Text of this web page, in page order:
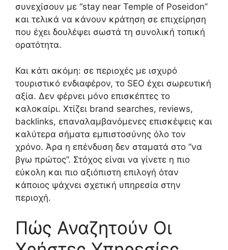
συνεχίσουν με “stay near Temple of Poseidon”
και τελικά να κάνουν κράτηση σε επιχείρηση
που έχει δουλέψει σωστά τη συνολική τοπική
ορατότητα.
Και κάτι ακόμη: σε περιοχές με ισχυρό
τουριστικό ενδιαφέρον, το SEO έχει σωρευτική
αξία. Δεν φέρνει μόνο επισκέπτες το
καλοκαίρι. Χτίζει brand searches, reviews,
backlinks, επαναλαμβανόμενες επισκέψεις και
καλύτερα σήματα εμπιστοσύνης όλο τον
χρόνο. Άρα η επένδυση δεν σταματά στο “να
βγω πρώτος”. Στόχος είναι να γίνετε η πιο
εύκολη και πιο αξιόπιστη επιλογή όταν
κάποιος ψάχνει σχετική υπηρεσία στην
περιοχή.
Πώς Αναζητούν Οι